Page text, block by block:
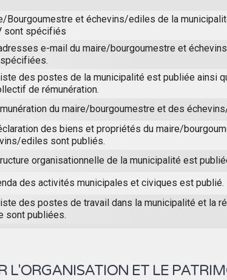
Bourgoumestre et échevins/ediles de la
sont spécifiés
e-mail du maire/bourgoumestre et
des postes de la municipalité est publiée ainsi
de rémunération.
du maire/bourgoumestre et des
des biens et propriétés du maire/
ediles sont publiés.
organisationnelle de la municipalité est
des activités municipales et civiques est publié.
des postes de travail dans la municipalité et la
sont publiées.
L'ORGANISATION ET LE